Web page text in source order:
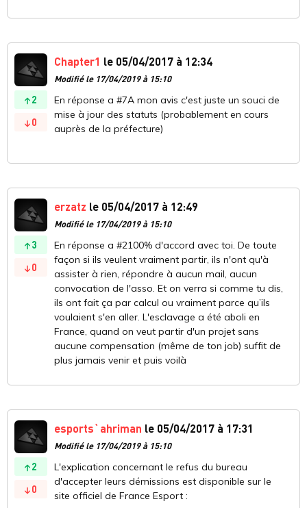
2
0
Chapter1 le 05/04/2017 à 12:34
Modifié le 17/04/2019 à 15:10
En réponse a #7A mon avis c'est juste un souci de
mise à jour des statuts (probablement en cours
auprès de la préfecture)
3
0
erzatz le 05/04/2017 à 12:49
Modifié le 17/04/2019 à 15:10
En réponse a #2100% d'accord avec toi. De toute
façon si ils veulent vraiment partir, ils n'ont qu'à
assister à rien, répondre à aucun mail, aucun
convocation de l'asso. Et on verra si comme tu dis,
ils ont fait ça par calcul ou vraiment parce qu’ils
voulaient s'en aller. L'esclavage a été aboli en
France, quand on veut partir d'un projet sans
aucune compensation (même de ton job) suffit de
plus jamais venir et puis voilà
2
0
esports`ahriman le 05/04/2017 à 17:31
Modifié le 17/04/2019 à 15:10
L'explication concernant le refus du bureau
d'accepter leurs démissions est disponible sur le
site officiel de France Esport :